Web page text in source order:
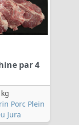
par 4
Porc Plein
Jura